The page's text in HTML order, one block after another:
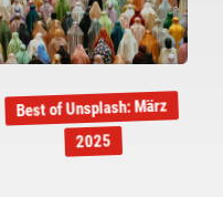
Best of Unsplash: März
2025